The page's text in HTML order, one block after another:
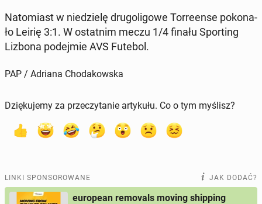
Na­to­miast w nie­dzie­lę dru­go­li­go­we Tor­re­en­se po­ko­na­
ło Leirię 3:1. W ostat­nim meczu 1/4 finału Spor­ting
Lizbona po­dej­mie AVS Futebol.
PAP / Adriana Chodakowska
Dziękujemy za przeczytanie artykułu. Co o tym myślisz?
LINKI SPONSOROWANE JAK DODAĆ?
european removals moving shipping